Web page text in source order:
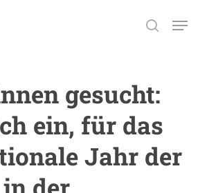
search
Menu
gesucht:
ein, für das
Jahr der